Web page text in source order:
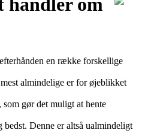
en række forskellige
almindelige er for øjeblikket
gør det muligt at hente
bedst. Denne er altså ualmindeligt